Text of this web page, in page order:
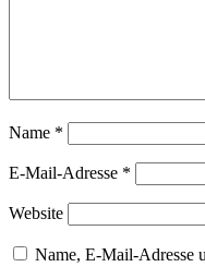
Name *
E-Mail-Adresse *
Website
Name, E-Mail-Adresse